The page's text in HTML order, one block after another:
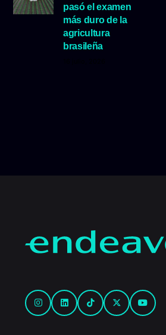
pasó el examen
más duro de la
agricultura
brasileña